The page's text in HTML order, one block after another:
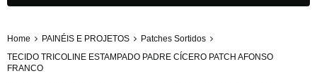
Home PAINÉIS E PROJETOS
Patches Sortidos
TECIDO TRICOLINE ESTAMPADO PADRE CÍCERO PATCH AFONSO
FRANCO